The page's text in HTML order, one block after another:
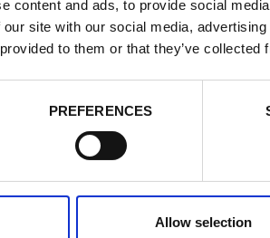
content and ads, to provide social
site with our social media,
to them or that they’ve
PREFERENCES
Allow selection
More Success